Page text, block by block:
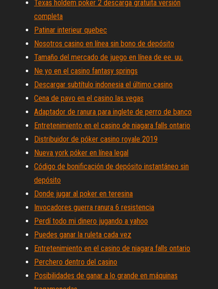
Texas holdem poker 2 descarga gratuita versión
completa
Patinar interieur quebec
Nosotros casino en línea sin bono de depósito
Tamaño del mercado de juego en línea de ee. uu.
Ne yo en el casino fantasy springs
Descargar subtítulo indonesia el último casino
Cena de pavo en el casino las vegas
Adaptador de ranura para inglete de perro de banco
Entretenimiento en el casino de niagara falls ontario
Distribuidor de póker casino royale 2019
Nueva york póker en línea legal
Código de bonificación de depósito instantáneo sin
depósito
Donde jugar al poker en teresina
Invocadores guerra ranura 6 resistencia
Perdí todo mi dinero jugando a yahoo
Puedes ganar la ruleta cada vez
Entretenimiento en el casino de niagara falls ontario
Perchero dentro del casino
Posibilidades de ganar a lo grande en máquinas